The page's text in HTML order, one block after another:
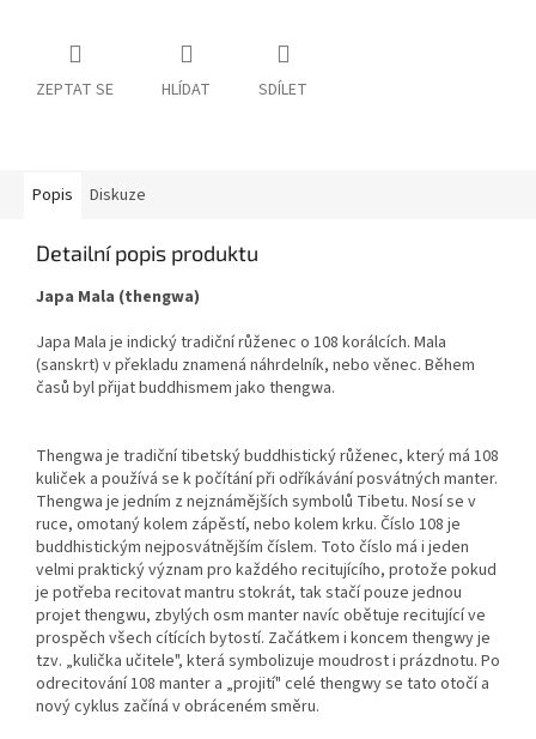
ZEPTAT SE HLÍDAT SDÍLET
Popis Diskuze
Detailní popis produktu
Japa Mala (thengwa)
Japa Mala je indický tradiční růženec o 108 korálcích. Mala
(sanskrt) v překladu znamená náhrdelník, nebo věnec. Během
časů byl přijat buddhismem jako thengwa.
Thengwa je tradiční tibetský buddhistický růženec, který má 108
kuliček a používá se k počítání při odříkávání posvátných manter.
Thengwa je jedním z nejznámějších symbolů Tibetu. Nosí se v
ruce, omotaný kolem zápěstí, nebo kolem krku. Číslo 108 je
buddhistickým nejposvátnějším číslem. Toto číslo má i jeden
velmi praktický význam pro každého recitujícího, protože pokud
je potřeba recitovat mantru stokrát, tak stačí pouze jednou
projet thengwu, zbylých osm manter navíc obětuje recitující ve
prospěch všech cítících bytostí. Začátkem i koncem thengwy je
tzv. „kulička učitele", která symbolizuje moudrost i prázdnotu. Po
odrecitování 108 manter a „projití" celé thengwy se tato otočí a
nový cyklus začíná v obráceném směru.